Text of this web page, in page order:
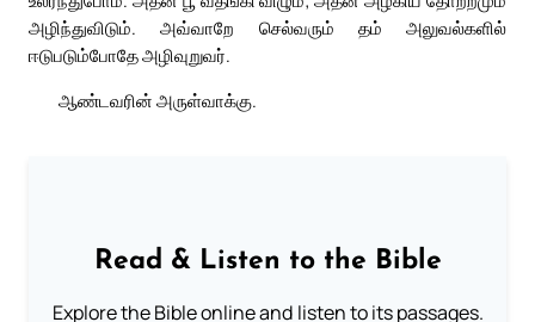
அழிந்துவிடும். அவ்வாறே செல்வரும் தம் அலுவல்களில்
ஈடுபடும்போதே அழிவுறுவர்.
ஆண்டவரின் அருள்வாக்கு.
Read & Listen to the Bible
Explore the Bible online and listen to its passages.